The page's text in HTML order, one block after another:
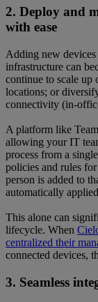
2. Deploy and
with ease
Adding new
infrastructure can
continue to scale
locations; or
connectivity (in-
A platform like
allowing your IT
process from a
policies and rules
person is added to
automatically
This alone can
lifecycle. When
centralized their
connected devices,
3. Seamless